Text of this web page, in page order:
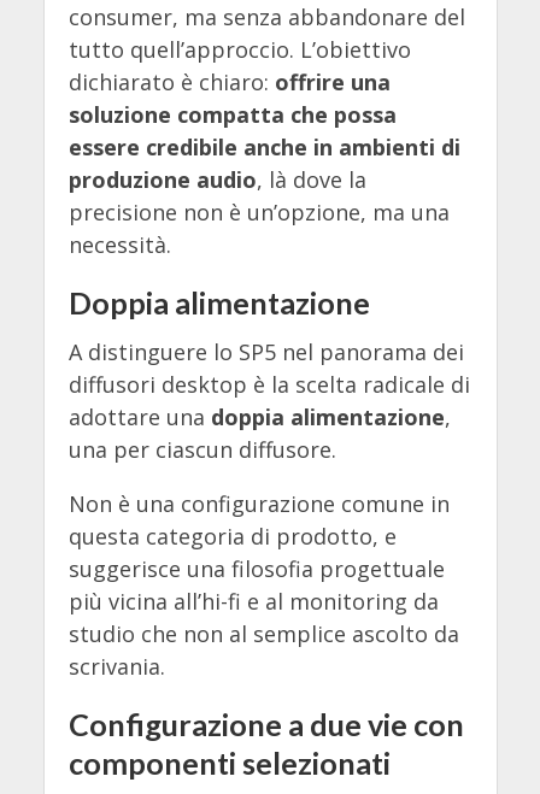
consumer, ma senza abbandonare del
tutto quell’approccio. L’obiettivo
dichiarato è chiaro: offrire una
soluzione compatta che possa
essere credibile anche in ambienti di
produzione audio, là dove la
precisione non è un’opzione, ma una
necessità.
Doppia alimentazione
A distinguere lo SP5 nel panorama dei
diffusori desktop è la scelta radicale di
adottare una doppia alimentazione,
una per ciascun diffusore.
Non è una configurazione comune in
questa categoria di prodotto, e
suggerisce una filosofia progettuale
più vicina all’hi-fi e al monitoring da
studio che non al semplice ascolto da
scrivania.
Configurazione a due vie con
componenti selezionati